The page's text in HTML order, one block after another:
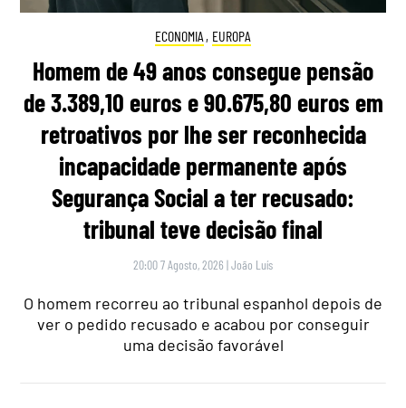
ECONOMIA , EUROPA
Homem de 49 anos consegue pensão
de 3.389,10 euros e 90.675,80 euros em
retroativos por lhe ser reconhecida
incapacidade permanente após
Segurança Social a ter recusado:
tribunal teve decisão final
20:00 7 Agosto, 2026 |João Luís
O homem recorreu ao tribunal espanhol depois de
ver o pedido recusado e acabou por conseguir
uma decisão favorável